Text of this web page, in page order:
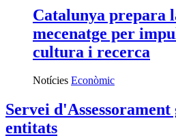
Catalunya prepara
mecenatge per
cultura i recerca
Notícies Econòmic
Servei
entitats